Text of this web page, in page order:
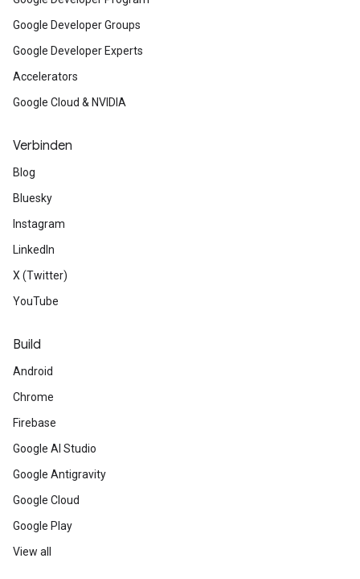
Google Developer Groups
Google Developer Experts
Accelerators
Google Cloud & NVIDIA
Verbinden
Blog
Bluesky
Instagram
LinkedIn
X (Twitter)
YouTube
Build
Android
Chrome
Firebase
Google AI Studio
Google Antigravity
Google Cloud
Google Play
View all